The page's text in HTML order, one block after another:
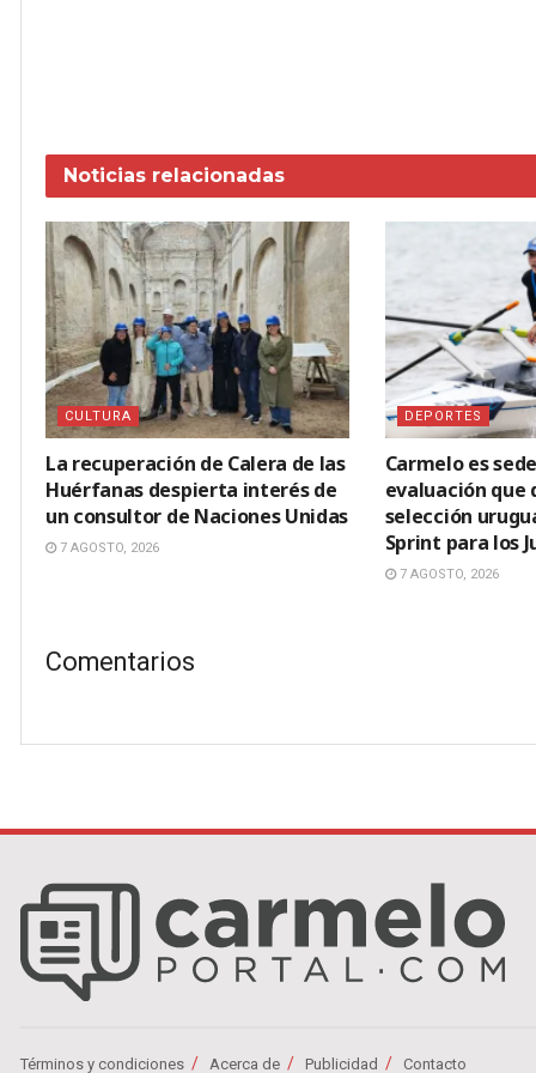
Noticias relacionadas
CULTURA
La recuperación de Calera de las
Huérfanas despierta interés de
un consultor de Naciones Unidas
7 AGOSTO, 2026
DEPORTES
Carmelo es
evaluación que
selección
Sprint para los
7 AGOSTO, 2026
Comentarios
Términos y condiciones Acerca de Publicidad Contacto